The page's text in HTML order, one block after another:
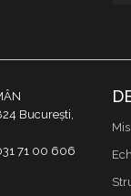
București,
71 00 606